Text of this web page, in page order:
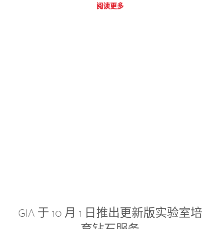
阅读更多
GIA 于 10 月 1 日推出更新版实验室培